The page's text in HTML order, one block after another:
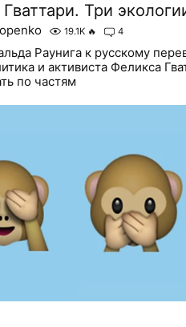
Три
19.1K 🔥 4
Раунига к русскому
и активиста Феликса
по частям